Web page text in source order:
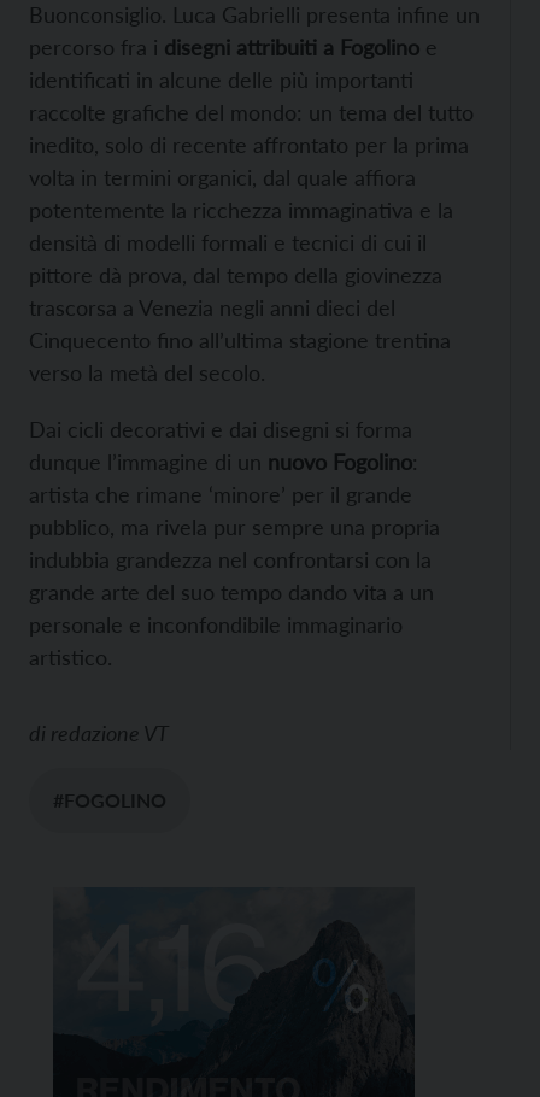
Buonconsiglio. Luca Gabrielli presenta infine un
percorso fra i disegni attribuiti a Fogolino e
identificati in alcune delle più importanti
raccolte grafiche del mondo: un tema del tutto
inedito, solo di recente affrontato per la prima
volta in termini organici, dal quale affiora
potentemente la ricchezza immaginativa e la
densità di modelli formali e tecnici di cui il
pittore dà prova, dal tempo della giovinezza
trascorsa a Venezia negli anni dieci del
Cinquecento fino all’ultima stagione trentina
verso la metà del secolo.
Dai cicli decorativi e dai disegni si forma
dunque l’immagine di un nuovo Fogolino:
artista che rimane ‘minore’ per il grande
pubblico, ma rivela pur sempre una propria
indubbia grandezza nel confrontarsi con la
grande arte del suo tempo dando vita a un
personale e inconfondibile immaginario
artistico.
di redazione VT
#FOGOLINO